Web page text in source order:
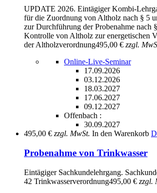
UPDATE 2026. Eintägiger Kombi-
für die Zuordnung von Altholz nach § 5
zur Durchführung der Probenahme nach
Kontrolle von Altholz zur energetischen
der Altholzverordnung495,00 € zzgl.
Online-Live-Seminar
17.09.2026
03.12.2026
18.03.2027
17.06.2027
09.12.2027
Offenbach :
30.09.2027
495,00 € zzgl. MwSt. In den Warenkorb
Probenahme von Trinkwasser
Eintägiger Sachkundelehrgang.
42 Trinkwasserverordnung495,00 € zzgl.